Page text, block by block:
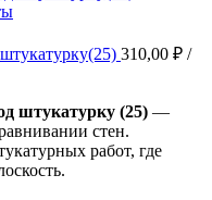
310,00 ₽ /
штукатурку (25) —
стен.
работ, где